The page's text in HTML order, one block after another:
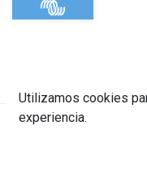
Utilizamos cookies
experiencia.